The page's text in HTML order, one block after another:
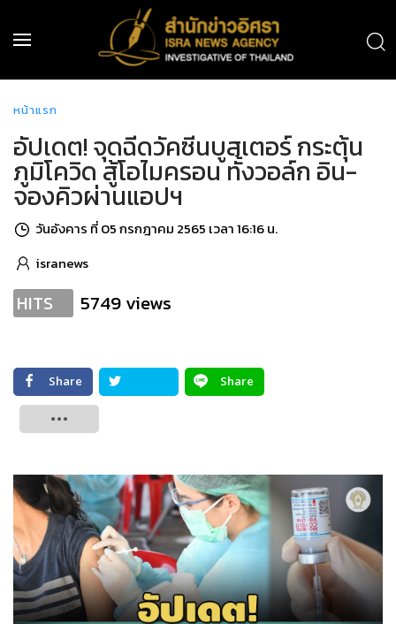
หน้าแรก
อัปเดต! จุดฉีดวัคซีนบูสเตอร์ กระตุ้น
ภูมิโควิด สู้โอไมครอน ทั้งวอล์ก อิน-
จองคิวผ่านแอปฯ
วันอังคาร ที่ 05 กรกฎาคม 2565 เวลา 16:16 น.
isranews
HITS 5749 views
Share
Share